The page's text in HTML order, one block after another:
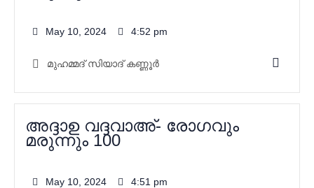
May 10, 2024 4:52 pm
മുഹമ്മദ്‌ സിയാദ് കണ്ണൂർ
അദ്ദാഉ വദ്ദവാഅ്- രോഗവും
മരുന്നും 100
May 10, 2024 4:51 pm